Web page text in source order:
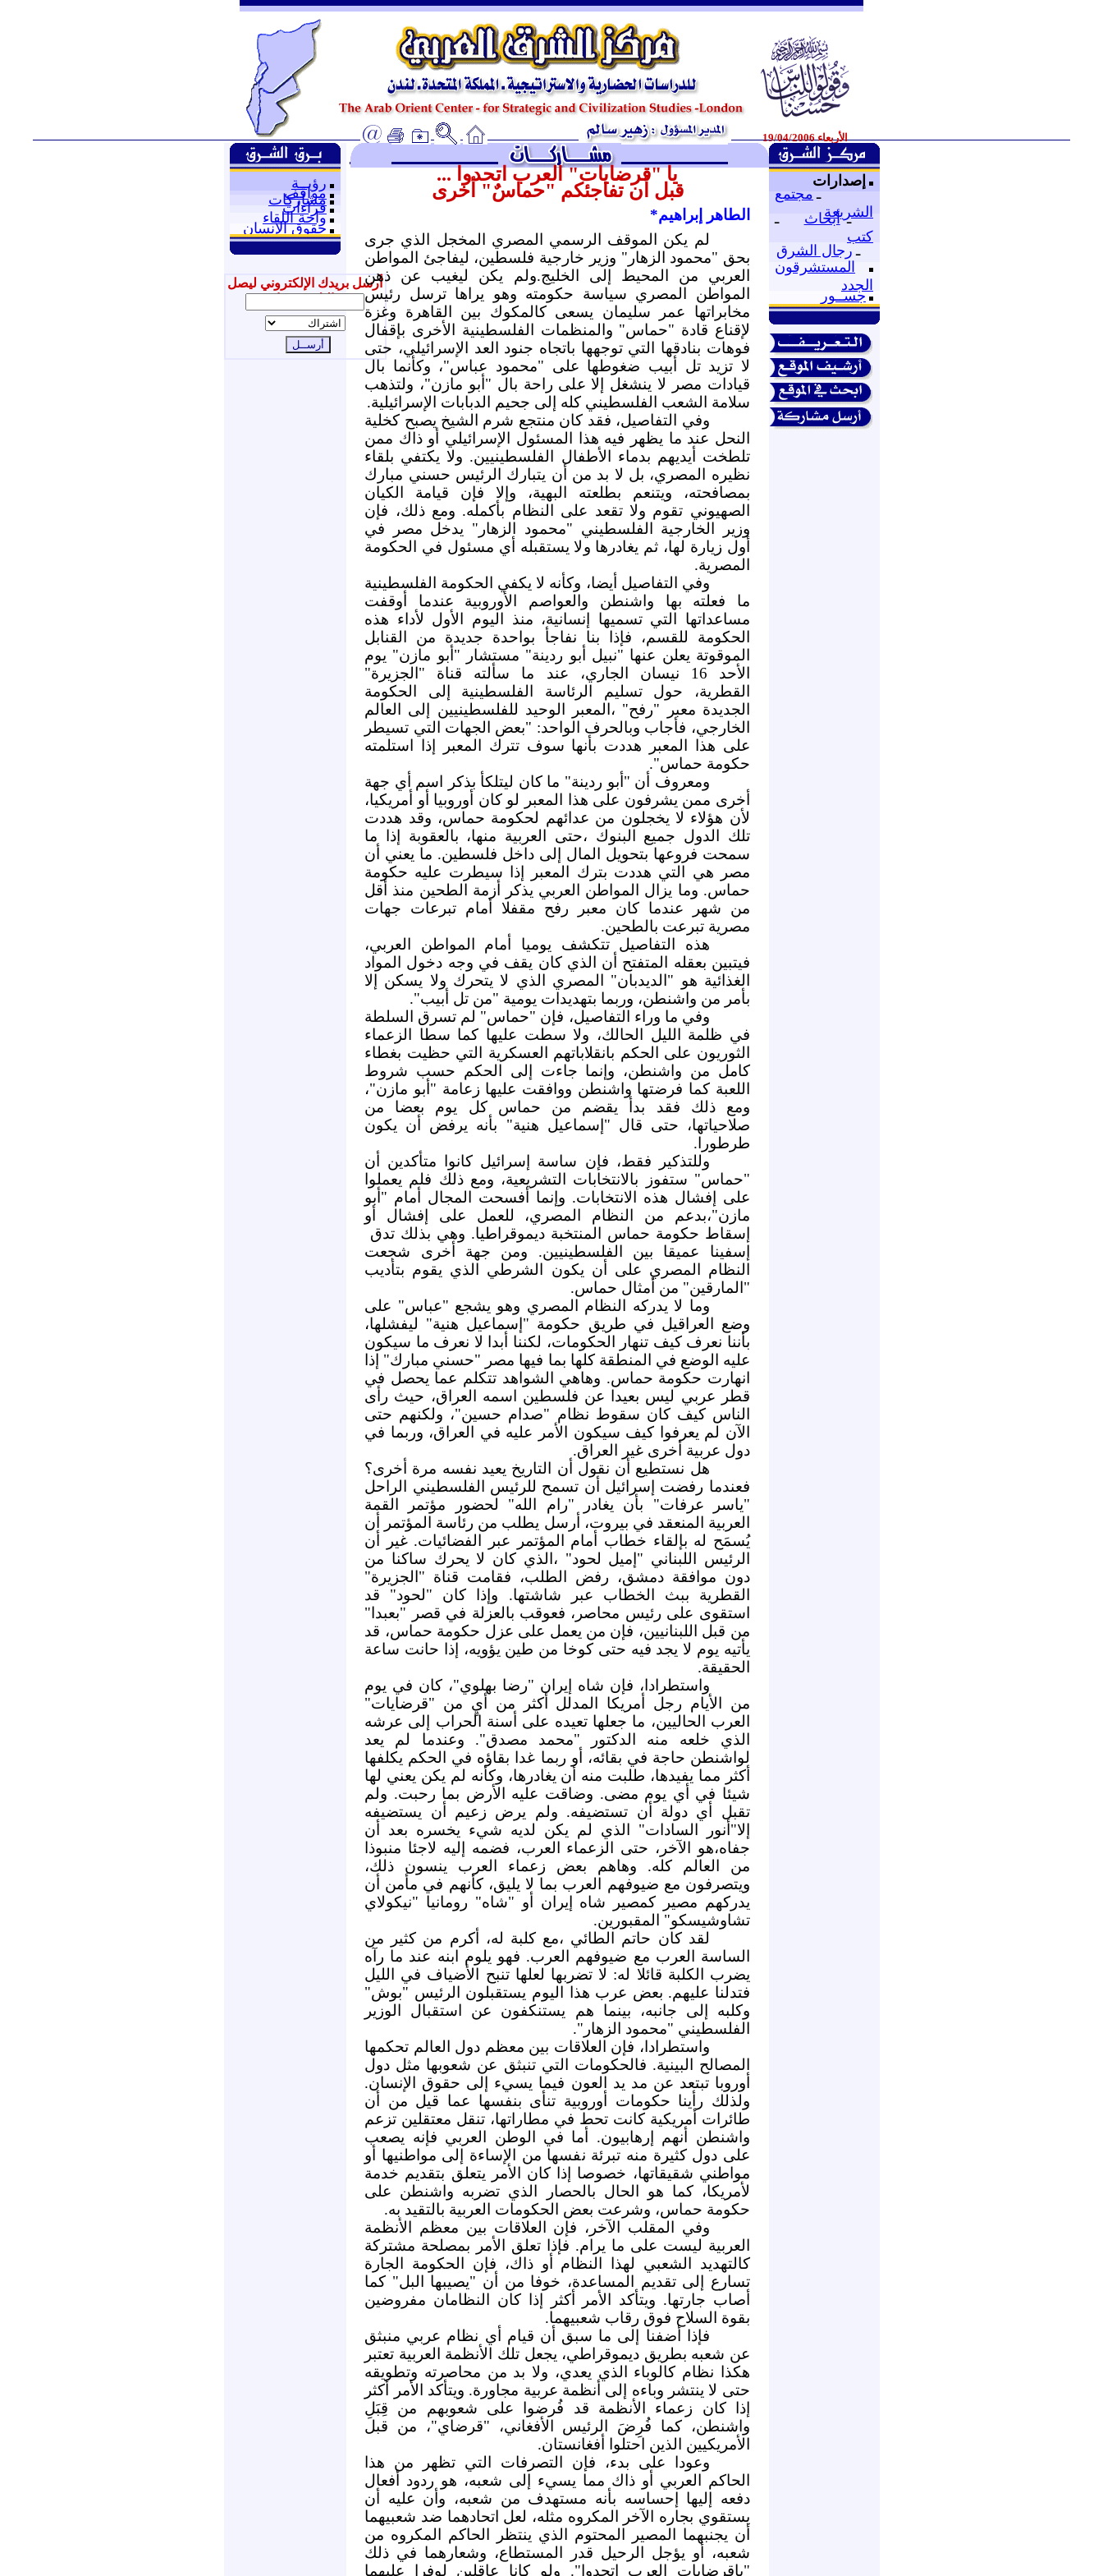
ـ
الأربعاء 19/04/2006
رؤيــة
مواقف
مشاركات
قراءات
واحة اللقاء
حقوق الإنسان
أرسل بريدك الإلكتروني ليصل
إليك جديدنا
إصدارات
ـ مجتمع
الشريعة
ـ أبحاث
ـ
كتب
ـ رجال الشرق
المستشرقون
الجدد
جســور
يا "قرضايات" العرب اتحدوا ...
قبل أن تفاجئكم "حماسٌ" أخرى
الطاهر إبراهيم*
لم يكن الموقف الرسمي المصري المخجل الذي جرى
بحق "محمود الزهار" وزير خارجية فلسطين، ليفاجئ المواطن
العربي من المحيط إلى الخليج.ولم يكن ليغيب عن ذهن
المواطن المصري سياسة حكومته وهو يراها ترسل رئيس
مخابراتها عمر سليمان يسعى كالمكوك بين القاهرة وغزة
لإقناع قادة "حماس" والمنظمات الفلسطينية الأخرى بإقفال
فوهات بنادقها التي توجهها باتجاه جنود العد الإسرائيلي، حتى
لا تزيد تل أبيب ضغوطها على "محمود عباس"، وكأنما بال
قيادات مصر لا ينشغل إلا على راحة بال "أبو مازن"، ولتذهب
سلامة الشعب الفلسطيني كله إلى جحيم الدبابات الإسرائيلية.
وفي التفاصيل، فقد كان منتجع شرم الشيخ يصبح كخلية
النحل عند ما يظهر فيه هذا المسئول الإسرائيلي أو ذاك ممن
تلطخت أيديهم بدماء الأطفال الفلسطينيين. ولا يكتفي بلقاء
نظيره المصري، بل لا بد من أن يتبارك الرئيس حسني مبارك
بمصافحته، ويتنعم بطلعته البهية، وإلا فإن قيامة الكيان
الصهيوني تقوم ولا تقعد على النظام بأكمله. ومع ذلك، فإن
وزير الخارجية الفلسطيني "محمود الزهار" يدخل مصر في
أول زيارة لها، ثم يغادرها ولا يستقبله أي مسئول في الحكومة
المصرية.
وفي التفاصيل أيضا، وكأنه لا يكفي الحكومة الفلسطينية
ما فعلته بها واشنطن والعواصم الأوروبية عندما أوقفت
مساعداتها التي تسميها إنسانية، منذ اليوم الأول لأداء هذه
الحكومة للقسم، فإذا بنا نفاجأ بواحدة جديدة من القنابل
الموقوتة يعلن عنها "نبيل أبو ردينة" مستشار "أبو مازن" يوم
الأحد 16 نيسان الجاري، عند ما سألته قناة "الجزيرة"
القطرية، حول تسليم الرئاسة الفلسطينية إلى الحكومة
الجديدة معبر "رفح" ،المعبر الوحيد للفلسطينيين إلى العالم
الخارجي، فأجاب وبالحرف الواحد: "بعض الجهات التي تسيطر
على هذا المعبر هددت بأنها سوف تترك المعبر إذا استلمته
حكومة حماس".
ومعروف أن "أبو ردينة" ما كان ليتلكأ بذكر اسم أي جهة
أخرى ممن يشرفون على هذا المعبر لو كان أوروبيا أو أمريكيا،
لأن هؤلاء لا يخجلون من عدائهم لحكومة حماس، وقد هددت
تلك الدول جميع البنوك ،حتى العربية منها، بالعقوبة إذا ما
سمحت فروعها بتحويل المال إلى داخل فلسطين. ما يعني أن
مصر هي التي هددت بترك المعبر إذا سيطرت عليه حكومة
حماس. وما يزال المواطن العربي يذكر أزمة الطحين منذ أقل
من شهر عندما كان معبر رفح مقفلا أمام تبرعات جهات
مصرية تبرعت بالطحين.
هذه التفاصيل تتكشف يوميا أمام المواطن العربي،
فيتبين بعقله المتفتح أن الذي كان يقف في وجه دخول المواد
الغذائية هو "الديدبان" المصري الذي لا يتحرك ولا يسكن إلا
بأمر من واشنطن، وربما بتهديدات يومية "من تل أبيب".
وفي ما وراء التفاصيل، فإن "حماس" لم تسرق السلطة
في ظلمة الليل الحالك، ولا سطت عليها كما سطا الزعماء
الثوريون على الحكم بانقلاباتهم العسكرية التي حظيت بغطاء
كامل من واشنطن، وإنما جاءت إلى الحكم حسب شروط
اللعبة كما فرضتها واشنطن ووافقت عليها زعامة "أبو مازن"،
ومع ذلك فقد بدأ يقضم من حماس كل يوم بعضا من
صلاحياتها، حتى قال "إسماعيل هنية" بأنه يرفض أن يكون
طرطورا.
وللتذكير فقط، فإن ساسة إسرائيل كانوا متأكدين أن
"حماس" ستفوز بالانتخابات التشريعية، ومع ذلك فلم يعملوا
على إفشال هذه الانتخابات. وإنما أفسحت المجال أمام "أبو
مازن"،بدعم من النظام المصري، للعمل على إفشال أو
إسقاط حكومة حماس المنتخبة ديموقراطيا. وهي بذلك تدق
إسفينا عميقا بين الفلسطينيين. ومن جهة أخرى شجعت
النظام المصري على أن يكون الشرطي الذي يقوم بتأديب
"المارقين" من أمثال حماس.
وما لا يدركه النظام المصري وهو يشجع "عباس" على
وضع العراقيل في طريق حكومة "إسماعيل هنية" ليفشلها،
بأننا نعرف كيف تنهار الحكومات، لكننا أبدا لا نعرف ما سيكون
عليه الوضع في المنطقة كلها بما فيها مصر "حسني مبارك" إذا
انهارت حكومة حماس. وهاهي الشواهد تتكلم عما يحصل في
قطر عربي ليس بعيدا عن فلسطين اسمه العراق، حيث رأى
الناس كيف كان سقوط نظام "صدام حسين"، ولكنهم حتى
الآن لم يعرفوا كيف سيكون الأمر عليه في العراق، وربما في
دول عربية أخرى غير العراق.
هل نستطيع أن نقول أن التاريخ يعيد نفسه مرة أخرى؟
فعندما رفضت إسرائيل أن تسمح للرئيس الفلسطيني الراحل
"ياسر عرفات" بأن يغادر "رام الله" لحضور مؤتمر القمة
العربية المنعقد في بيروت، أرسل يطلب من رئاسة المؤتمر أن
يُسمَح له بإلقاء خطاب أمام المؤتمر عبر الفضائيات. غير أن
الرئيس اللبناني "إميل لحود" ،الذي كان لا يحرك ساكنا من
دون موافقة دمشق، رفض الطلب، فقامت قناة "الجزيرة"
القطرية ببث الخطاب عبر شاشتها. وإذا كان "لحود" قد
استقوى على رئيس محاصر، فعوقب بالعزلة في قصر "بعبدا"
من قبل اللبنانيين، فإن من يعمل على عزل حكومة حماس، قد
يأتيه يوم لا يجد فيه حتى كوخا من طين يؤويه، إذا حانت ساعة
الحقيقة.
واستطرادا، فإن شاه إيران "رضا بهلوي"، كان في يوم
من الأيام رجل أمريكا المدلل أكثر من أيٍ من "قرضايات"
العرب الحاليين، ما جعلها تعيده على أسنة الحراب إلى عرشه
الذي خلعه منه الدكتور "محمد مصدق". وعندما لم يعد
لواشنطن حاجة في بقائه، أو ربما غدا بقاؤه في الحكم يكلفها
أكثر مما يفيدها، طلبت منه أن يغادرها، وكأنه لم يكن يعني لها
شيئا في أي يوم مضى. وضاقت عليه الأرض بما رحبت. ولم
تقبل أي دولة أن تستضيفه. ولم يرض زعيم أن يستضيفه
إلا"أنور السادات" الذي لم يكن لديه شيء يخسره بعد أن
جفاه،هو الآخر، حتى الزعماء العرب، فضمه إليه لاجئا منبوذا
من العالم كله. وهاهم بعض زعماء العرب ينسون ذلك،
ويتصرفون مع ضيوفهم العرب بما لا يليق، كأنهم في مأمن أن
يدركهم مصير كمصير شاه إيران أو "شاه" رومانيا "نيكولاي
تشاوشيسكو" المقبورين.
لقد كان حاتم الطائي ،مع كلبة له، أكرم من كثير من
الساسة العرب مع ضيوفهم العرب. فهو يلوم ابنه عند ما رآه
يضرب الكلبة قائلا له: لا تضربها لعلها تنبح الأضياف في الليل
فتدلنا عليهم. بعض عرب هذا اليوم يستقبلون الرئيس "بوش"
وكلبه إلى جانبه، بينما هم يستنكفون عن استقبال الوزير
الفلسطيني "محمود الزهار".
واستطرادا، فإن العلاقات بين معظم دول العالم تحكمها
المصالح البينية. فالحكومات التي تنبثق عن شعوبها مثل دول
أوروبا تبتعد عن مد يد العون فيما يسيء إلى حقوق الإنسان.
ولذلك رأينا حكومات أوروبية تنأى بنفسها عما قيل من أن
طائرات أمريكية كانت تحط في مطاراتها، تنقل معتقلين تزعم
واشنطن أنهم إرهابيون. أما في الوطن العربي فإنه يصعب
على دول كثيرة منه تبرئة نفسها من الإساءة إلى مواطنيها أو
مواطني شقيقاتها، خصوصا إذا كان الأمر يتعلق بتقديم خدمة
لأمريكا، كما هو الحال بالحصار الذي تضربه واشنطن على
حكومة حماس، وشرعت بعض الحكومات العربية بالتقيد به.
وفي المقلب الآخر، فإن العلاقات بين معظم الأنظمة
العربية ليست على ما يرام. فإذا تعلق الأمر بمصلحة مشتركة
كالتهديد الشعبي لهذا النظام أو ذاك، فإن الحكومة الجارة
تسارع إلى تقديم المساعدة، خوفا من أن "يصيبها البل" كما
أصاب جارتها. ويتأكد الأمر أكثر إذا كان النظامان مفروضين
بقوة السلاح فوق رقاب شعبيهما.
فإذا أضفنا إلى ما سبق أن قيام أي نظام عربي منبثق
عن شعبه بطريق ديموقراطي، يجعل تلك الأنظمة العربية تعتبر
هكذا نظام كالوباء الذي يعدي، ولا بد من محاصرته وتطويقه
حتى لا ينتشر وباءه إلى أنظمة عربية مجاورة. ويتأكد الأمر أكثر
إذا كان زعماء الأنظمة قد فُرضوا على شعوبهم من قِبَلِ
واشنطن، كما فُرِضَ الرئيس الأفغاني، "قرضاي"، من قبل
الأمريكيين الذين احتلوا أفغانستان.
وعودا على بدء، فإن التصرفات التي تظهر من هذا
الحاكم العربي أو ذاك مما يسيء إلى شعبه، هو ردود أفعال
دفعه إليها إحساسه بأنه مستهدف من شعبه، وأن عليه أن
يستقوي بجاره الآخر المكروه مثله، لعل اتحادهما ضد شعبيهما
أن يجنبهما المصير المحتوم الذي ينتظر الحاكم المكروه من
شعبه، أو يؤجل الرحيل قدر المستطاع، وشعارهما في ذلك
"ياقرضايات العرب اتحدوا". ولو كانا عاقلين لوفرا عليهما